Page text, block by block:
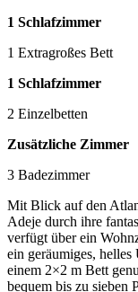
1 Schlafzimmer
1 Extragroßes Bett
1 Schlafzimmer
2 Einzelbetten
Zusätzliche Zimmer
3 Badezimmer
Mit Blick auf den
Adeje durch ihre
verfügt über ein
ein geräumiges, helles
einem 2×2 m Bett
bequem bis zu sieben